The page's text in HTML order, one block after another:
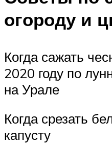
огороду и
Когда сажать
2020 году по
на Урале
Когда срезать
капусту